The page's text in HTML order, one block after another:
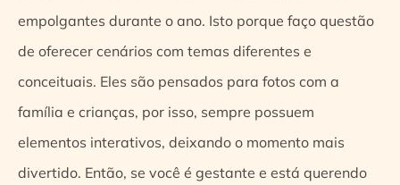
empolgantes durante o ano. Isto porque faço questão
de oferecer cenários com temas diferentes e
conceituais. Eles são pensados para fotos com a
família e crianças, por isso, sempre possuem
elementos interativos, deixando o momento mais
divertido. Então, se você é gestante e está querendo